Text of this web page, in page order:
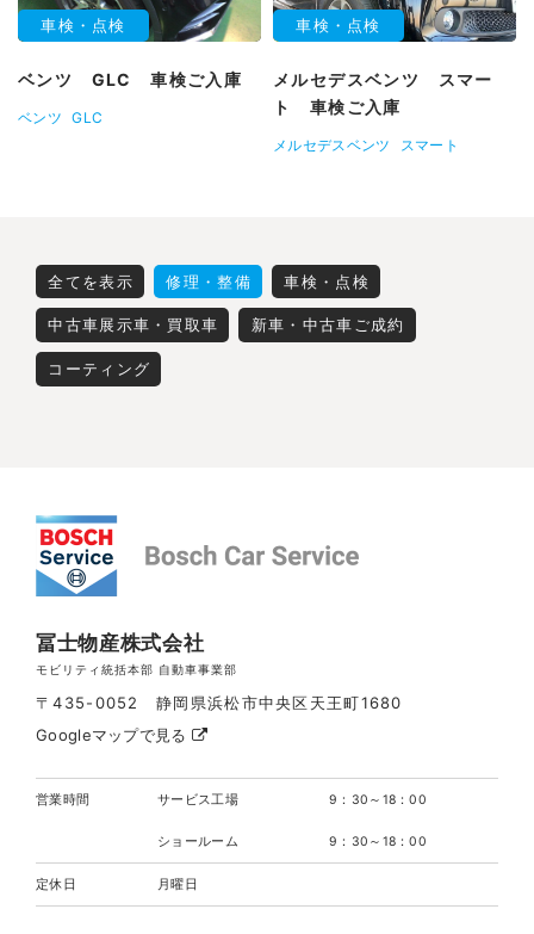
車検・点検
ベンツ GLC 車検ご入庫
ベンツ GLC
車検・点検
メルセデスベンツ スマー
ト 車検ご入庫
メルセデスベンツ スマート
全てを表示 修理・整備 車検・点検
中古車展示車・買取車 新車・中古車ご成約
コーティング
冨士物産株式会社
モビリティ統括本部 自動車事業部
〒435-0052 静岡県浜松市中央区天王町1680
Googleマップで見る
営業時間 サービス工場 9：30～18：00
ショールーム 9：30～18：00
定休日 月曜日